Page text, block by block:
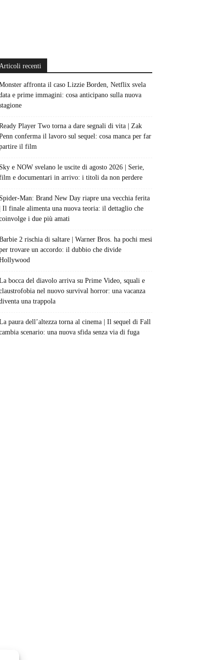
recenti
affronta il caso Lizzie Borden, Netflix svela
e prime immagini: cosa anticipano sulla nuova
Player Two torna a dare segnali di vita | Zak
conferma il lavoro sul sequel: cosa manca per far
il film
Sky e NOW svelano le uscite di agosto 2026 | Serie,
e documentari in arrivo: i titoli da non perdere
Spider-Man: Brand New Day riapre una vecchia ferita
| Il finale alimenta una nuova teoria: il dettaglio che
i due più amati
2 rischia di saltare | Warner Bros. ha pochi mesi
trovare un accordo: il dubbio che divide
bocca del diavolo arriva su Prime Video, squali e
nel nuovo survival horror: una vacanza
una trappola
paura dell’altezza torna al cinema | Il sequel di Fall
scenario: una nuova sfida senza via di fuga